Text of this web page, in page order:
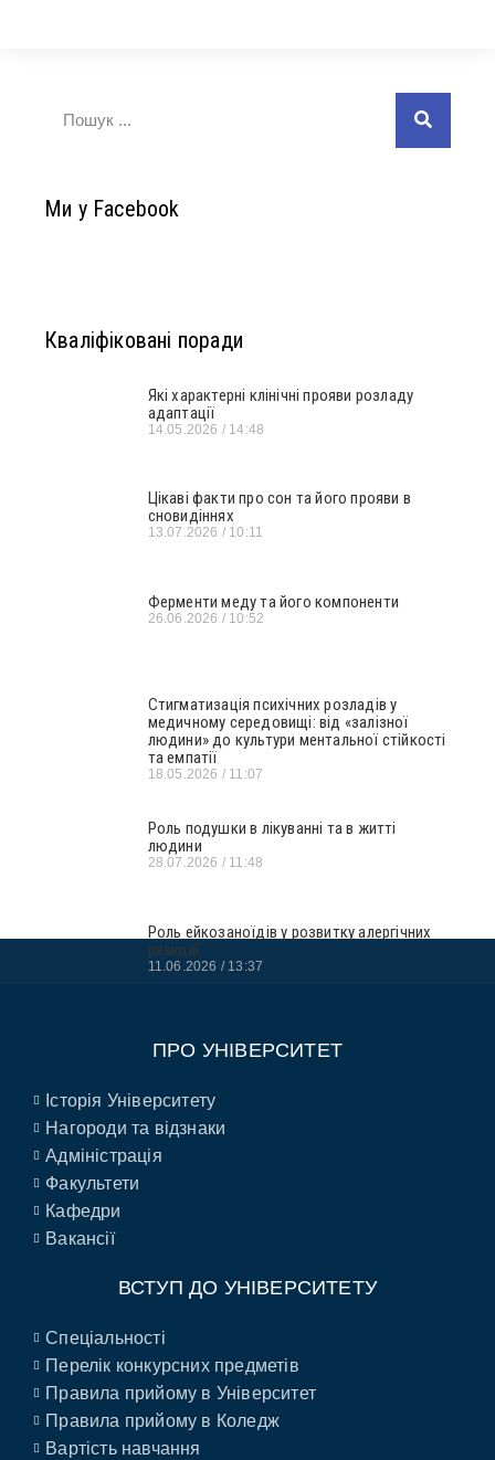
Ми у Facebook
Кваліфіковані поради
Які характерні клінічні прояви розладу
адаптації
14.05.2026 14:48
Цікаві факти про сон та його прояви в
сновидіннях
13.07.2026 10:11
Ферменти меду та його компоненти
26.06.2026 10:52
Стигматизація психічних розладів у
медичному середовищі: від «залізної
людини» до культури ментальної стійкості
та емпатії
18.05.2026 11:07
Роль подушки в лікуванні та в житті
людини
28.07.2026 11:48
Роль ейкозаноїдів у розвитку алергічних
реакцій
11.06.2026 13:37
ПРО УНІВЕРСИТЕТ
Історія Університету
Нагороди та відзнаки
Адміністрація
Факультети
Кафедри
Вакансії
ВСТУП ДО УНІВЕРСИТЕТУ
Спеціальності
Перелік конкурсних предметів
Правила прийому в Університет
Правила прийому в Коледж
Вартість навчання